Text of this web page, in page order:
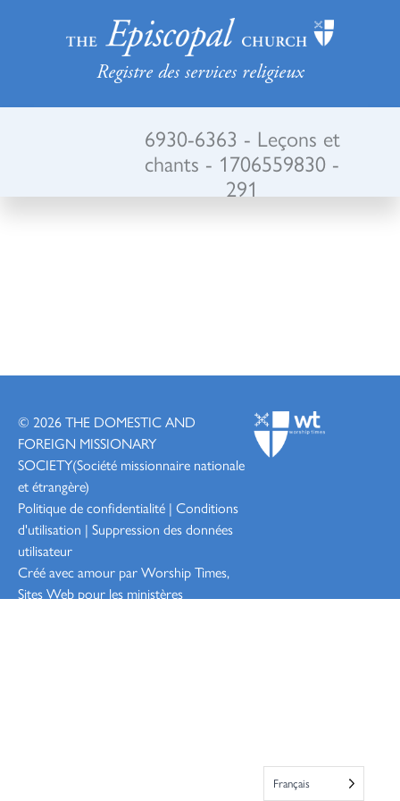
Registre des services religieux
6930-6363 - Leçons et
chants - 1706559830 -
291
© 2026THE DOMESTIC AND
FOREIGN MISSIONARY
SOCIETY(Société missionnaire nationale
et étrangère)
Politique de confidentialité | Conditions
d'utilisation | Suppression des données
utilisateur
Créé avec amour par WorshipTimes,
Sites Web pour les ministères
Français